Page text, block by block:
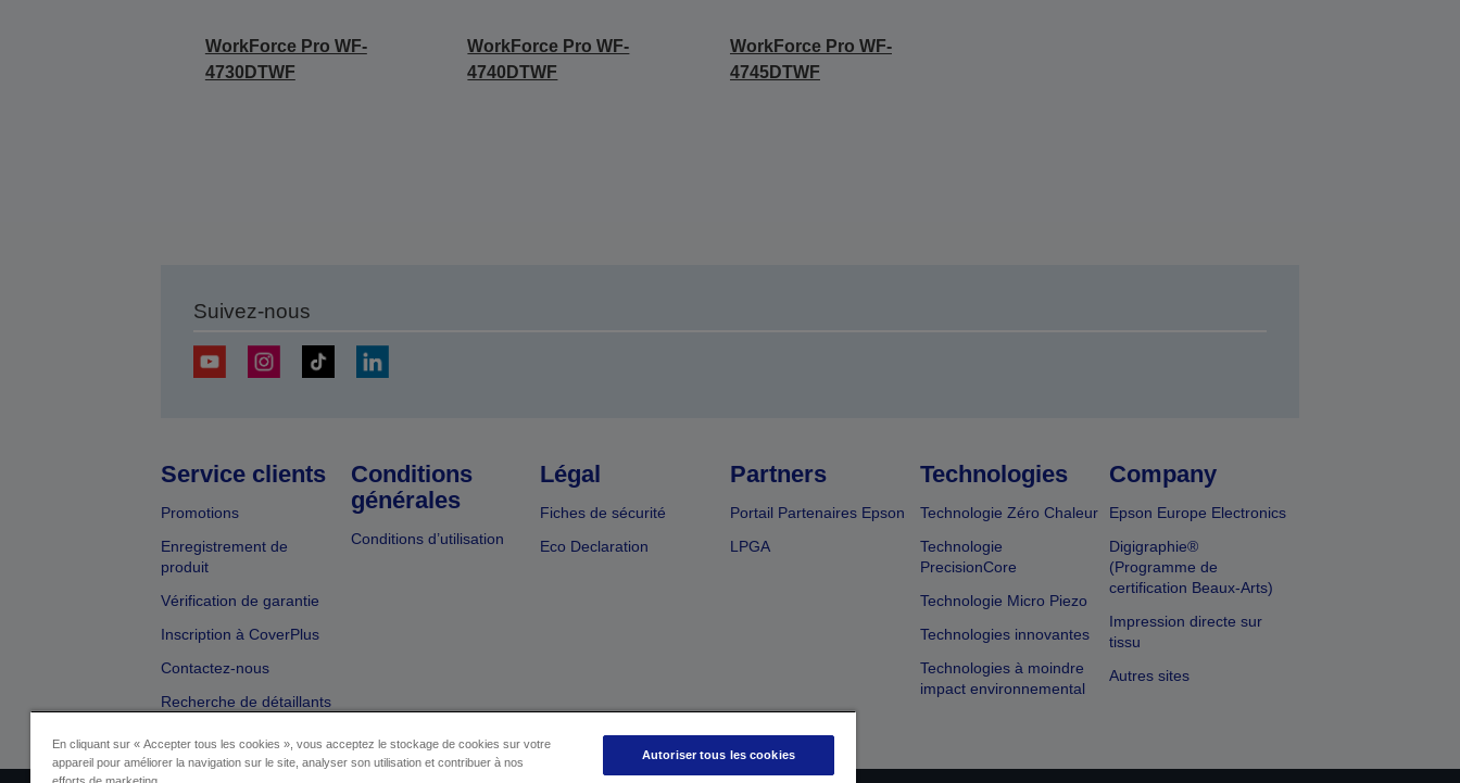
WorkForce Pro WF-
4730DTWF
WorkForce Pro WF-
4740DTWF
WorkForce Pro WF-
4745DTWF
Suivez-nous
Service clients
Promotions
Enregistrement de
produit
Vérification de garantie
Inscription à CoverPlus
Contactez-nous
Recherche de détaillants
Conditions
générales
Conditions d’utilisation
Légal
Fiches de sécurité
Eco Declaration
Partners
Portail Partenaires Epson
LPGA
Technologies
Technologie Zéro Chaleur
Technologie
PrecisionCore
Technologie Micro Piezo
Technologies innovantes
Technologies à moindre
impact environnemental
Company
Epson Europe Electronics
Digigraphie®
(Programme de
certification Beaux-Arts)
Impression directe sur
tissu
Autres sites
En cliquant sur « Accepter tous les cookies », vous acceptez le stockage de cookies sur votre
appareil pour améliorer la navigation sur le site, analyser son utilisation et contribuer à nos
Autoriser tous les cookies